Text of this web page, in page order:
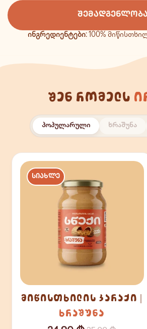
ᲨᲔᲛᲐᲓᲒᲔᲜᲚᲝᲑᲐ
ინგრედიენტები: 100%
შენ რომელს
პოპულარული ხრაშუნა
ᲡᲘᲐᲮᲚᲔ
ხრაშუნა